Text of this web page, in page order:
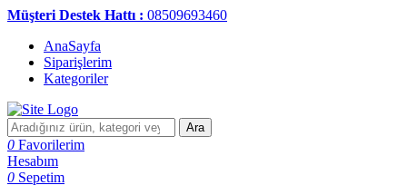
Müşteri Destek Hattı : 08509693460
AnaSayfa
Siparişlerim
Kategoriler
Ara
0 Favorilerim
Hesabım
0 Sepetim